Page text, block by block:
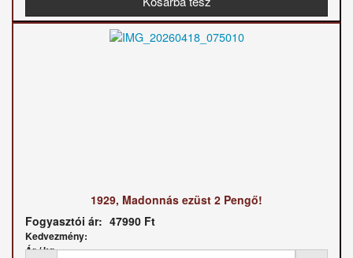
1929, Madonnás ezüst 2 Pengő!
Fogyasztói ár: 47990 Ft
Kedvezmény:
Ár / kg: